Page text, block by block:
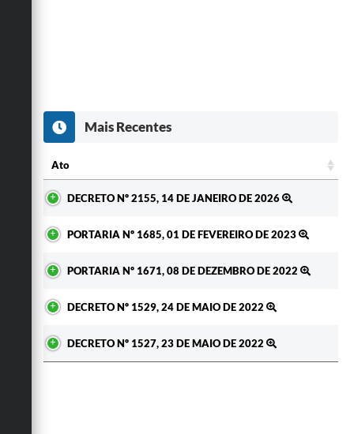
Mais Recentes
Ato
DECRETO Nº 2155, 14 DE JANEIRO DE 2026
PORTARIA Nº 1685, 01 DE FEVEREIRO DE 2023
PORTARIA Nº 1671, 08 DE DEZEMBRO DE 2022
DECRETO Nº 1529, 24 DE MAIO DE 2022
DECRETO Nº 1527, 23 DE MAIO DE 2022